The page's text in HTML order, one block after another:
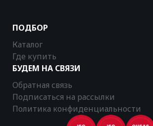
ПОДБОР
Каталог
Где купить
БУДЕМ НА СВЯЗИ
Обратная связь
Подписаться на рассылки
Политика конфиденциальности